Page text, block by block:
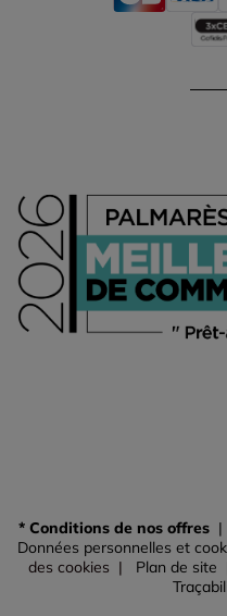
* Conditions de nos offres
Données personnelles et
des cookies
Plan de site